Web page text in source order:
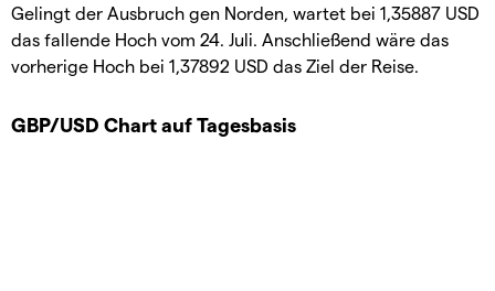
Gelingt der Ausbruch gen Norden, wartet bei 1,35887 USD
das fallende Hoch vom 24. Juli. Anschließend wäre das
vorherige Hoch bei 1,37892 USD das Ziel der Reise.
GBP/USD Chart auf Tagesbasis